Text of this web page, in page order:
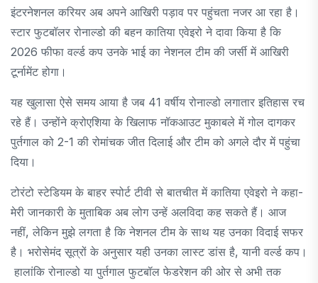
इंटरनेशनल करियर अब अपने आखिरी पड़ाव पर पहुंचता नजर आ रहा है।
स्टार फुटबॉलर रोनाल्डो की बहन कातिया एवेइरो ने दावा किया है कि
2026 फीफा वर्ल्ड कप उनके भाई का नेशनल टीम की जर्सी में आखिरी
टूर्नामेंट होगा।
यह खुलासा ऐसे समय आया है जब 41 वर्षीय रोनाल्डो लगातार इतिहास रच
रहे हैं। उन्होंने क्रोएशिया के खिलाफ नॉकआउट मुकाबले में गोल दागकर
पुर्तगाल को 2-1 की रोमांचक जीत दिलाई और टीम को अगले दौर में पहुंचा
दिया।
टोरंटो स्टेडियम के बाहर स्पोर्ट टीवी से बातचीत में कातिया एवेइरो ने कहा-
मेरी जानकारी के मुताबिक अब लोग उन्हें अलविदा कह सकते हैं। आज
नहीं, लेकिन मुझे लगता है कि नेशनल टीम के साथ यह उनका विदाई सफर
है। भरोसेमंद सूत्रों के अनुसार यही उनका लास्ट डांस है, यानी वर्ल्ड कप।
हालांकि रोनाल्डो या पुर्तगाल फुटबॉल फेडरेशन की ओर से अभी तक